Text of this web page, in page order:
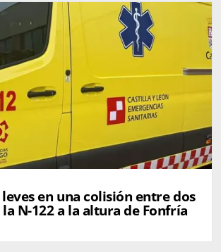
en una colisión entre dos
N-122 a la altura de Fonfría